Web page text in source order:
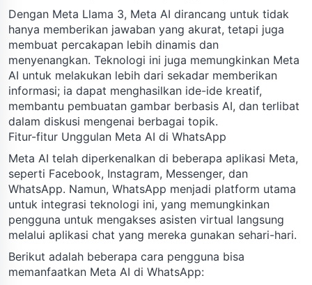
Dengan Meta Llama 3, Meta AI dirancang untuk tidak
hanya memberikan jawaban yang akurat, tetapi juga
membuat percakapan lebih dinamis dan
menyenangkan. Teknologi ini juga memungkinkan Meta
AI untuk melakukan lebih dari sekadar memberikan
informasi; ia dapat menghasilkan ide-ide kreatif,
membantu pembuatan gambar berbasis AI, dan terlibat
dalam diskusi mengenai berbagai topik.
Fitur-fitur Unggulan Meta AI di WhatsApp
Meta AI telah diperkenalkan di beberapa aplikasi Meta,
seperti Facebook, Instagram, Messenger, dan
WhatsApp. Namun, WhatsApp menjadi platform utama
untuk integrasi teknologi ini, yang memungkinkan
pengguna untuk mengakses asisten virtual langsung
melalui aplikasi chat yang mereka gunakan sehari-hari.
Berikut adalah beberapa cara pengguna bisa
memanfaatkan Meta AI di WhatsApp: